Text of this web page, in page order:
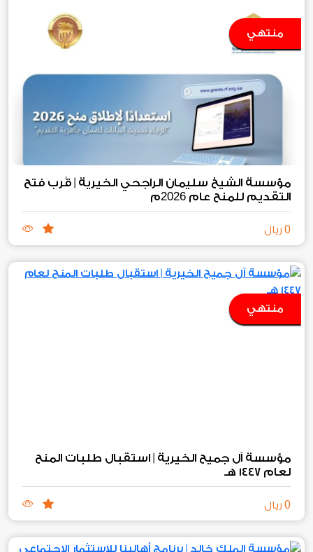
منتهي
مؤسسة الشيخ سليمان الراجحي الخيرية | قُرب فتح
التقديم للمنح عام 2026م
0 ريال
منتهي
مؤسسة آل جميح الخيرية | استقبال طلبات المنح
لعام ١٤٤٧ هـ
0 ريال